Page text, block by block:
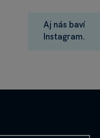
Aj nás baví
Instagram.